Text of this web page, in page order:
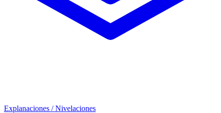
Explanaciones / Nivelaciones